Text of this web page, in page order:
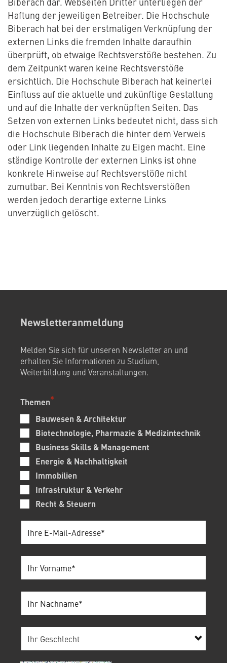
Haftung der jeweiligen Betreiber. Die Hochschule
Biberach hat bei der erstmaligen Verknüpfung der
externen Links die fremden Inhalte daraufhin
überprüft, ob etwaige Rechtsverstöße bestehen. Zu
dem Zeitpunkt waren keine Rechtsverstöße
ersichtlich. Die Hochschule Biberach hat keinerlei
Einfluss auf die aktuelle und zukünftige Gestaltung
und auf die Inhalte der verknüpften Seiten. Das
Setzen von externen Links bedeutet nicht, dass sich
die Hochschule Biberach die hinter dem Verweis
oder Link liegenden Inhalte zu Eigen macht. Eine
ständige Kontrolle der externen Links ist ohne
konkrete Hinweise auf Rechtsverstöße nicht
zumutbar. Bei Kenntnis von Rechtsverstößen
werden jedoch derartige externe Links
unverzüglich gelöscht.
Newsletteranmeldung
Melden Sie sich für unseren Newsletter an und
erhalten Sie Informationen zu Studium,
Weiterbildung und Veranstaltungen.
Themen
Bauwesen & Architektur
Biotechnologie, Pharmazie & Medizintechnik
Business Skills & Management
Energie & Nachhaltigkeit
Immobilien
Infrastruktur & Verkehr
Recht & Steuern